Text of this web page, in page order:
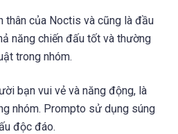
thân của Noctis và cũng là đầu
năng chiến đấu tốt và thường
trong nhóm.
bạn vui vẻ và năng động, là
nhóm. Prompto sử dụng súng
độc đáo.